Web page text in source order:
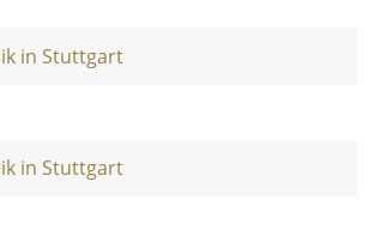
in Stuttgart
in Stuttgart